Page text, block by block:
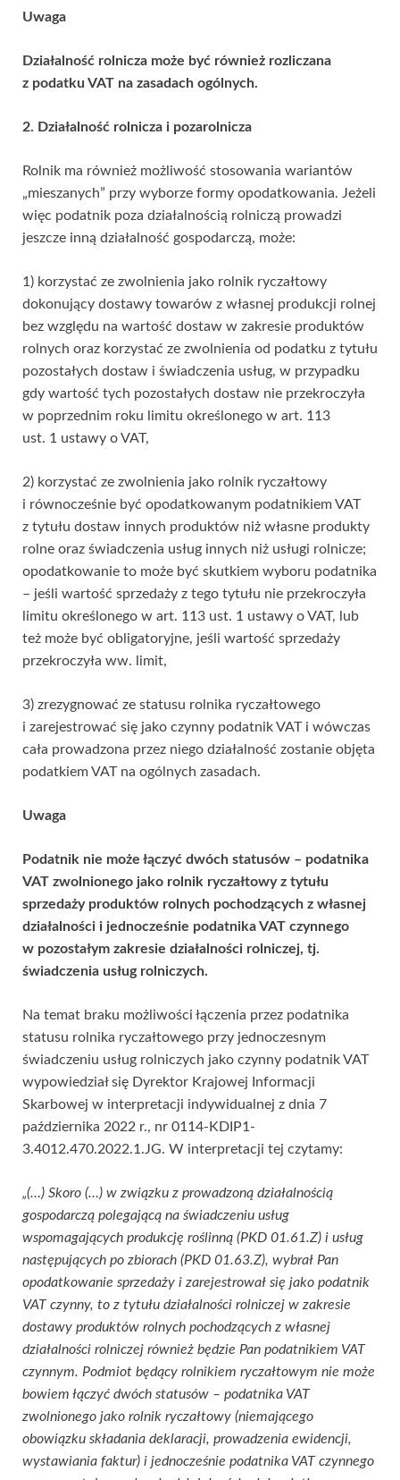
Uwaga
Działalność rolnicza może być również rozliczana
z podatku VAT na zasadach ogólnych.
2. Działalność rolnicza i pozarolnicza
Rolnik ma również możliwość stosowania wariantów
„mieszanych” przy wyborze formy opodatkowania. Jeżeli
więc podatnik poza działalnością rolniczą prowadzi
jeszcze inną działalność gospodarczą, może:
1) korzystać ze zwolnienia jako rolnik ryczałtowy
dokonujący dostawy towarów z własnej produkcji rolnej
bez względu na wartość dostaw w zakresie produktów
rolnych oraz korzystać ze zwolnienia od podatku z tytułu
pozostałych dostaw i świadczenia usług, w przypadku
gdy wartość tych pozostałych dostaw nie przekroczyła
w poprzednim roku limitu określonego w art. 113
ust. 1 ustawy o VAT,
2) korzystać ze zwolnienia jako rolnik ryczałtowy
i równocześnie być opodatkowanym podatnikiem VAT
z tytułu dostaw innych produktów niż własne produkty
rolne oraz świadczenia usług innych niż usługi rolnicze;
opodatkowanie to może być skutkiem wyboru podatnika
– jeśli wartość sprzedaży z tego tytułu nie przekroczyła
limitu określonego w art. 113 ust. 1 ustawy o VAT, lub
też może być obligatoryjne, jeśli wartość sprzedaży
przekroczyła ww. limit,
3) zrezygnować ze statusu rolnika ryczałtowego
i zarejestrować się jako czynny podatnik VAT i wówczas
cała prowadzona przez niego działalność zostanie objęta
podatkiem VAT na ogólnych zasadach.
Uwaga
Podatnik nie może łączyć dwóch statusów – podatnika
VAT zwolnionego jako rolnik ryczałtowy z tytułu
sprzedaży produktów rolnych pochodzących z własnej
działalności i jednocześnie podatnika VAT czynnego
w pozostałym zakresie działalności rolniczej, tj.
świadczenia usług rolniczych.
Na temat braku możliwości łączenia przez podatnika
statusu rolnika ryczałtowego przy jednoczesnym
świadczeniu usług rolniczych jako czynny podatnik VAT
wypowiedział się Dyrektor Krajowej Informacji
Skarbowej w interpretacji indywidualnej z dnia 7
października 2022 r., nr 0114-KDIP1-
3.4012.470.2022.1.JG. W interpretacji tej czytamy:
„(…) Skoro (…) w związku z prowadzoną działalnością
gospodarczą polegającą na świadczeniu usług
wspomagających produkcję roślinną (PKD 01.61.Z) i usług
następujących po zbiorach (PKD 01.63.Z), wybrał Pan
opodatkowanie sprzedaży i zarejestrował się jako podatnik
VAT czynny, to z tytułu działalności rolniczej w zakresie
dostawy produktów rolnych pochodzących z własnej
działalności rolniczej również będzie Pan podatnikiem VAT
czynnym. Podmiot będący rolnikiem ryczałtowym nie może
bowiem łączyć dwóch statusów – podatnika VAT
zwolnionego jako rolnik ryczałtowy (niemającego
obowiązku składania deklaracji, prowadzenia ewidencji,
wystawiania faktur) i jednocześnie podatnika VAT czynnego